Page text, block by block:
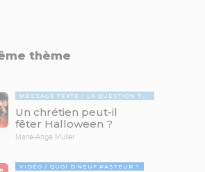
thème
MESSAGE TEXTE LA QUESTION TABOUE
Un chrétien peut-il
fêter Halloween ?
Marie-Ange Muller
VIDÉO QUOI D'NEUF PASTEUR ?